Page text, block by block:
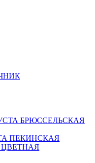
БРЮССЕЛЬСКАЯ
ПЕКИНСКАЯ